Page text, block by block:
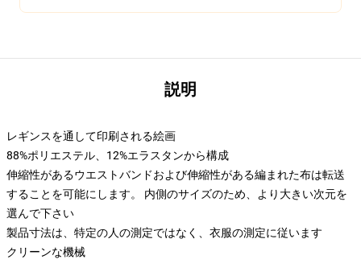
説明
レギンスを通して印刷される絵画
88%ポリエステル、12%エラスタンから構成
伸縮性があるウエストバンドおよび伸縮性がある編まれた布は転送
することを可能にします。 内側のサイズのため、より大きい次元を
選んで下さい
製品寸法は、特定の人の測定ではなく、衣服の測定に従います
クリーンな機械